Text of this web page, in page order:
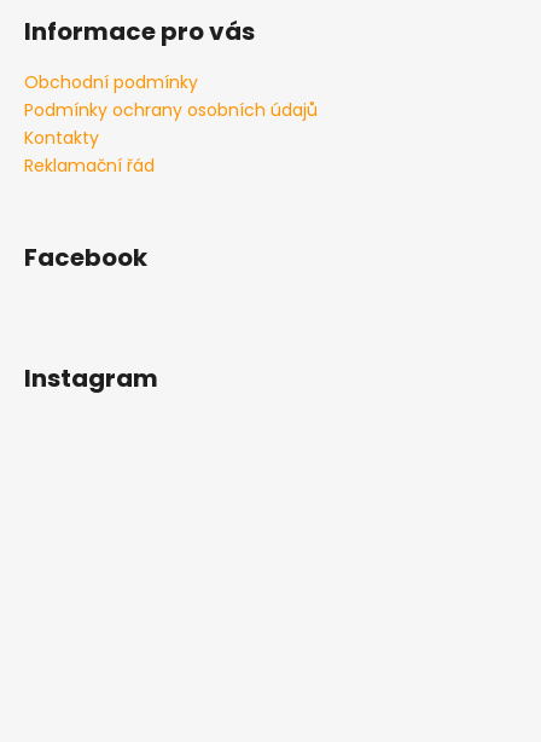
Informace pro vás
Obchodní podmínky
Podmínky ochrany osobních údajů
Kontakty
Reklamační řád
Facebook
Instagram